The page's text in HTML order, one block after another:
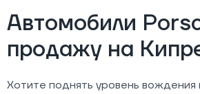
Автомобили
продажу на
Хотите поднять уровень вождения